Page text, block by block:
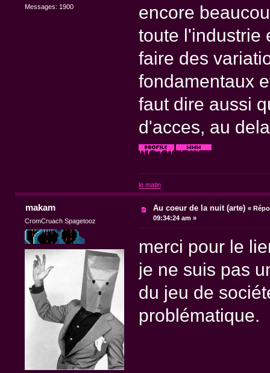
Messages: 1900
encore
toute l'industrie
faire des
fondamentaux
faut dire aussi
d'acces, au
le matin
makam
CromCruach Spagetooz
Au coeur de la nuit (arte) «
09:34:24 am »
merci pour le
je ne suis pas
du jeu de
problématique.